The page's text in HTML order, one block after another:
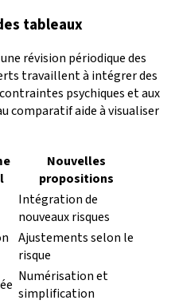
tableaux
révision périodique des
travaillent à intégrer des
psychiques et aux
comparatif aide à visualiser
Nouvelles
propositions
Intégration de
nouveaux risques
Ajustements selon le
risque
Numérisation et
simplification